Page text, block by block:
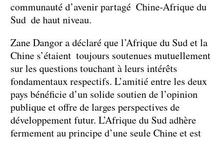
communauté d’avenir partagé Chine-Afrique du
Sud de haut niveau.
Zane Dangor a déclaré que l’Afrique du Sud et la
Chine s’étaient toujours soutenues mutuellement
sur les questions touchant à leurs intérêts
fondamentaux respectifs. L’amitié entre les deux
pays bénéficie d’un solide soutien de l’opinion
publique et offre de larges perspectives de
développement futur. L’Afrique du Sud adhère
fermement au principe d’une seule Chine et est